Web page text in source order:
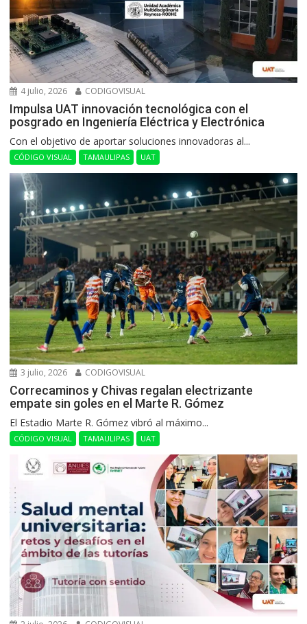
4 julio, 2026 CODIGOVISUAL
Impulsa UAT innovación tecnológica con el
posgrado en Ingeniería Eléctrica y Electrónica
Con el objetivo de aportar soluciones innovadoras al...
CÓDIGO VISUAL TAMAULIPAS UAT
3 julio, 2026 CODIGOVISUAL
Correcaminos y Chivas regalan electrizante
empate sin goles en el Marte R. Gómez
El Estadio Marte R. Gómez vibró al máximo...
CÓDIGO VISUAL TAMAULIPAS UAT